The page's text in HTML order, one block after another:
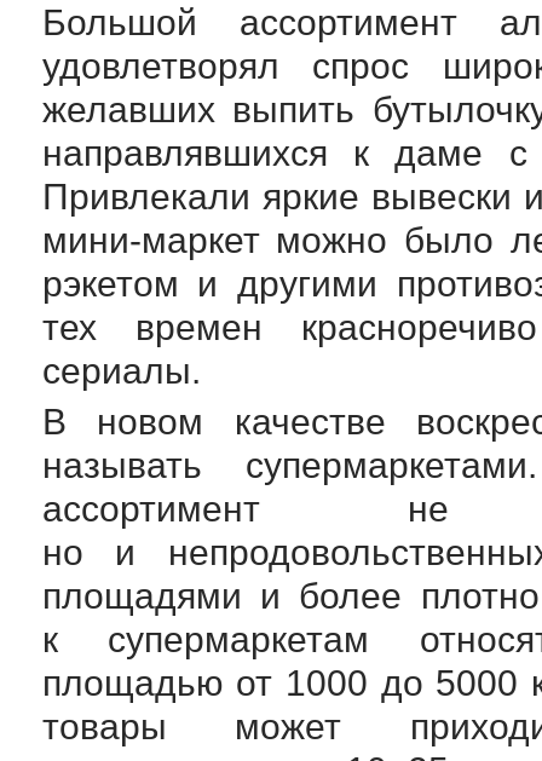
Большой ассортимент
удовлетворял спрос
желавших выпить
направлявшихся к даме
Привлекали яркие вывески
мини-маркетможно было
рэкетом и другими
тех времен
сериалы.
В новом качестве
называть
ассортимент не
но и
площадями и более
к супермаркетам
площадью от 1000 до 5000
товары может